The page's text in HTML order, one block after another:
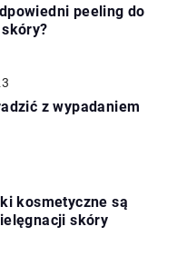
peeling do
z wypadaniem
kosmetyczne są
skóry